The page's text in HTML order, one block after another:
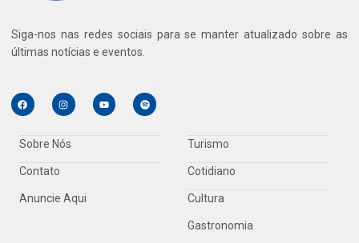
Siga-nos nas redes sociais para se manter atualizado sobre as
últimas notícias e eventos.
Sobre Nós
Contato
Anuncie Aqui
Turismo
Cotidiano
Cultura
Gastronomia